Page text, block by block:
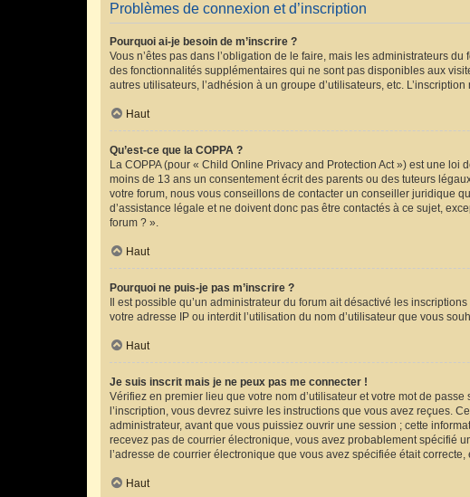
Problèmes de connexion et d’inscription
Pourquoi ai-je besoin de m’inscrire ?
Vous n’êtes pas dans l’obligation de le faire, mais les administrateurs
des fonctionnalités supplémentaires qui ne sont pas disponibles aux
autres utilisateurs, l’adhésion à un groupe d’utilisateurs, etc.
Haut
Qu’est-ce que la COPPA ?
La COPPA (pour « Child Online Privacy and Protection Act ») est une
moins de 13 ans un consentement écrit des parents ou des tuteurs
votre forum, nous vous conseillons de contacter un conseiller juridique
d’assistance légale et ne doivent donc pas être contactés à ce sujet,
forum ? ».
Haut
Pourquoi ne puis-je pas m’inscrire ?
Il est possible qu’un administrateur du forum ait désactivé les
votre adresse IP ou interdit l’utilisation du nom d’utilisateur que vous
Haut
Je suis inscrit mais je ne peux pas me connecter !
Vérifiez en premier lieu que votre nom d’utilisateur et votre mot de
l’inscription, vous devrez suivre les instructions que vous avez reçues.
administrateur, avant que vous puissiez ouvrir une session ; cette
recevez pas de courrier électronique, vous avez probablement spécifié
l’adresse de courrier électronique que vous avez spécifiée était
Haut